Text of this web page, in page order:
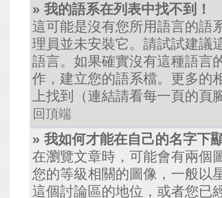
» 我的語系在列表中找不到！
這可能是沒有您所用語言的語
理員並未安裝它。請試試建議
語言。如果確實沒有這種語言
作，建立您的語系檔。更多的
上找到（連結請看每一頁的頁
回頂端
» 我如何才能在自己的名字下
在瀏覽文章時，可能會有兩個
您的等級相關的圖像，一般以
這個討論區的地位，或者您已